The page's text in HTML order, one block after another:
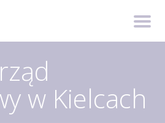
w Kielcach